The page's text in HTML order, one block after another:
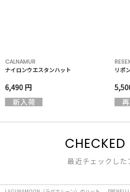
CALNAMUR
ナイロンウエスタンハット
6,490 円
リボ
CHECKED
最近チェックした